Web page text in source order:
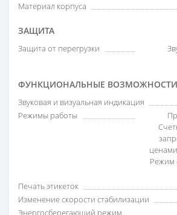
Материал корпуса
ЗАЩИТА
Защита от перегрузки
ФУНКЦИОНАЛЬНЫЕ ВОЗМОЖНОСТИ
Звуковая и визуальная индикация
Режимы работы
Режим
Печать этикеток
Изменение скорости стабилизации
Энергосберегающий режим